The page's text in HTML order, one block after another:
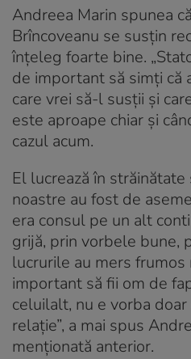
Andreea Marin spunea
Brîncoveanu se susțin
înțeleg foarte bine.
de important să simți că
care vrei să-l susții și
este aproape chiar și
cazul acum.
El lucrează în
noastre au fost de
era consul pe un alt
grijă, prin vorbele bune,
lucrurile au mers
important să fii om de
celuilalt, nu e vorba
relație”, a mai spus
menţionată anterior.